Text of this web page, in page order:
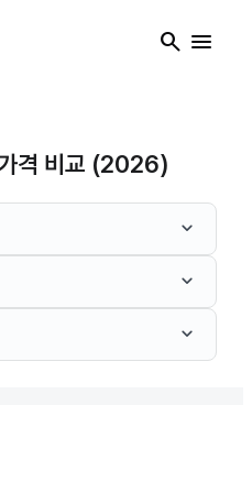
search menu
격 비교 (2026)
keyboard_arrow_down
keyboard_arrow_down
keyboard_arrow_down